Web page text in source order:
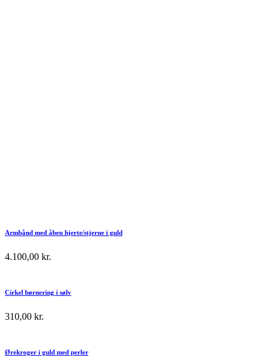
Armbånd med åben hjerte/stjerne i guld
4.100,00 kr.
Cirkel børnering i sølv
310,00 kr.
Ørekroger i guld med perler